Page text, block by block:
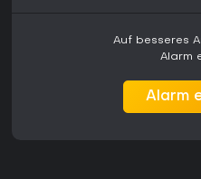
Auf besseres
Alarm
Alarm